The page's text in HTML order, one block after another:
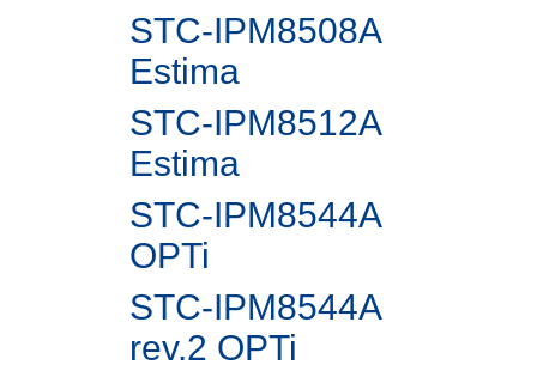
STC-IPM8508A
Estima
STC-IPM8512A
Estima
STC-IPM8544A
OPTi
STC-IPM8544A
rev.2 OPTi